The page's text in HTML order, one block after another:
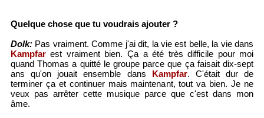
Quelque chose que tu voudrais ajouter ?
Dolk:Pas vraiment. Comme j'ai dit, la vie est belle, la vie dans
Kampfarest vraiment bien. Ça a été très difficile pour moi
quand Thomas a quitté le groupe parce que ça faisait dix-sept
ans qu'on jouait ensemble dans Kampfar. C'était dur de
terminer ça et continuer mais maintenant, tout va bien. Je ne
veux pas arrêter cette musique parce que c'est dans mon
âme.